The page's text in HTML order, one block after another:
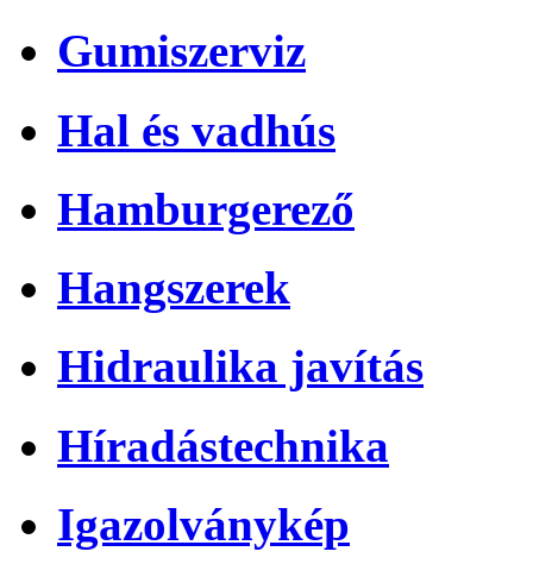
Gumiszerviz
Hal és vadhús
Hamburgerező
Hangszerek
Hidraulika javítás
Híradástechnika
Igazolványkép